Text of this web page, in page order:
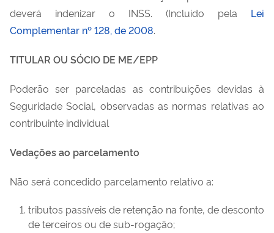
deverá indenizar o INSS. (Incluído pela Lei
Complementar nº 128, de 2008.
TITULAR OU SÓCIO DE ME/EPP
Poderão ser parceladas as contribuições devidas à
Seguridade Social, observadas as normas relativas ao
contribuinte individual
Vedações ao parcelamento
Não será concedido parcelamento relativo a:
tributos passíveis de retenção na fonte, de desconto
de terceiros ou de sub-rogação;